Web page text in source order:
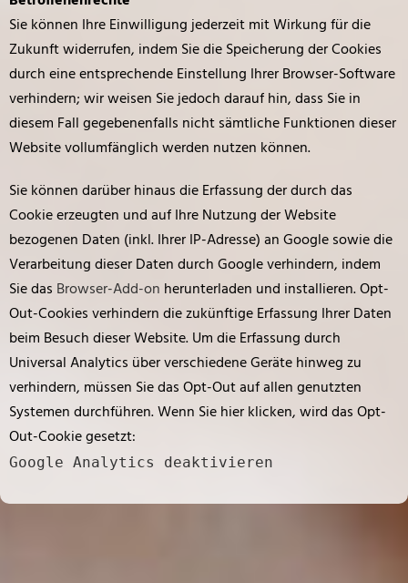
Sie können Ihre Einwilligung jederzeit mit Wirkung für die
Zukunft widerrufen, indem Sie die Speicherung der Cookies
durch eine entsprechende Einstellung Ihrer Browser-Software
verhindern; wir weisen Sie jedoch darauf hin, dass Sie in
diesem Fall gegebenenfalls nicht sämtliche Funktionen dieser
Website vollumfänglich werden nutzen können.
Sie können darüber hinaus die Erfassung der durch das
Cookie erzeugten und auf Ihre Nutzung der Website
bezogenen Daten (inkl. Ihrer IP-Adresse) an Google sowie die
Verarbeitung dieser Daten durch Google verhindern, indem
Sie das Browser-Add-on herunterladen und installieren. Opt-
Out-Cookies verhindern die zukünftige Erfassung Ihrer Daten
beim Besuch dieser Website. Um die Erfassung durch
Universal Analytics über verschiedene Geräte hinweg zu
verhindern, müssen Sie das Opt-Out auf allen genutzten
Systemen durchführen. Wenn Sie hier klicken, wird das Opt-
Out-Cookie gesetzt:
Google Analytics deaktivieren